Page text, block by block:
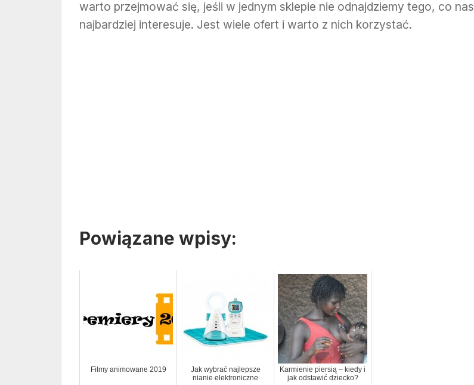
warto przejmować się, jeśli w jednym sklepie nie odnajdziemy tego, co nas
najbardziej interesuje. Jest wiele ofert i warto z nich korzystać.
Powiązane wpisy:
Filmy animowane 2019
Jak wybrać najlepsze
nianie elektroniczne
Karmienie piersią – kiedy i
jak odstawić dziecko?